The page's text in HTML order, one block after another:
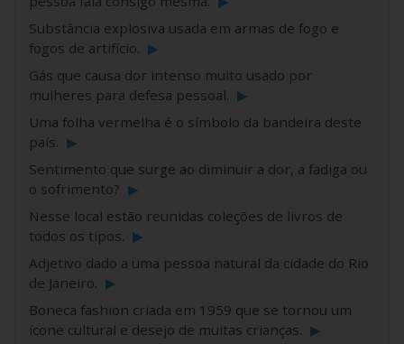
Substância explosiva usada em armas de fogo e
fogos de artifício. ▶
Gás que causa dor intenso muito usado por
mulheres para defesa pessoal. ▶
Uma folha vermelha é o símbolo da bandeira deste
país. ▶
Sentimento que surge ao diminuir a dor, a fadiga ou
o sofrimento? ▶
Nesse local estão reunidas coleções de livros de
todos os tipos. ▶
Adjetivo dado a uma pessoa natural da cidade do Rio
de Janeiro. ▶
Boneca fashion criada em 1959 que se tornou um
ícone cultural e desejo de muitas crianças. ▶